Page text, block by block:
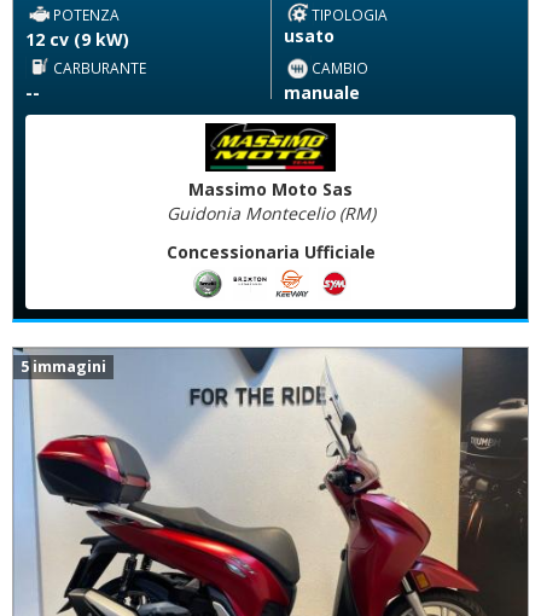
POTENZA
12 cv (9 kW)
TIPOLOGIA
usato
CARBURANTE
--
CAMBIO
manuale
Massimo Moto Sas
Guidonia Montecelio (RM)
Concessionaria Ufficiale
5 immagini